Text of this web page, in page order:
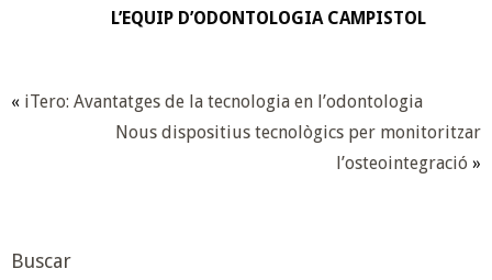
L’EQUIP D’ODONTOLOGIA CAMPISTOL
« iTero: Avantatges de la tecnologia en l’odontologia
Nous dispositius tecnològics per monitoritzar
l’osteointegració »
Buscar